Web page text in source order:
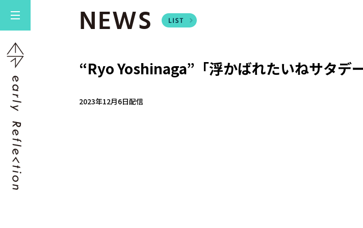
NEWS
“Ryo Yoshinaga”「浮かばれたいねサタデー
2023年12月6日配信